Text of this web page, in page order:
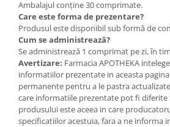
Ambalajul conține 30 comprimate.
Care este forma de prezentare?
Produsul este disponibil sub formă de
Cum se administrează?
Se administrează 1 comprimat pe zi, în
Avertizare: Farmacia APOTHEKA
informatiilor prezentate in aceasta
permanente pentru a le pastra
care informatiile prezentate pot fi diferite
produsului este aceea in care
specificatiilor acestuia, fara a ne informa